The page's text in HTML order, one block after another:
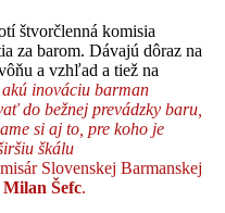
štvorčlenná komisia
za barom. Dávajú dôraz na
a vzhľad a tiež na
akú inováciu barman
do bežnej prevádzky baru,
si aj to, pre koho je
škálu
Slovenskej Barmanskej
Milan Šefc.